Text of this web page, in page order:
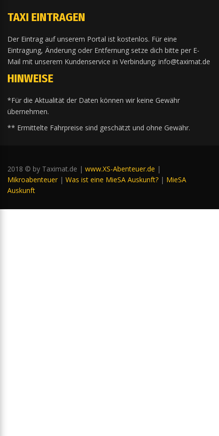
TAXI EINTRAGEN
Der Eintrag auf unserem Portal ist kostenlos. Für eine
Eintragung, Änderung oder Entfernung setze dich bitte per E-
Mail mit unserem Kundenservice in Verbindung: info@taximat.de
HINWEISE
*Für die Aktualität der Daten können wir keine Gewähr
übernehmen.
** Ermittelte Fahrpreise sind geschätzt und ohne Gewähr.
2018 © by Taximat.de | www.XS-Abenteuer.de |
Mikroabenteuer | Was ist eine MieSA Auskunft? | MieSA
Auskunft